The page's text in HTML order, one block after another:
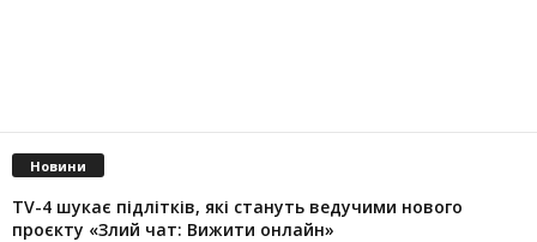
Новини
TV-4 шукає підлітків, які стануть ведучими нового
проєкту «Злий чат: Вижити онлайн»